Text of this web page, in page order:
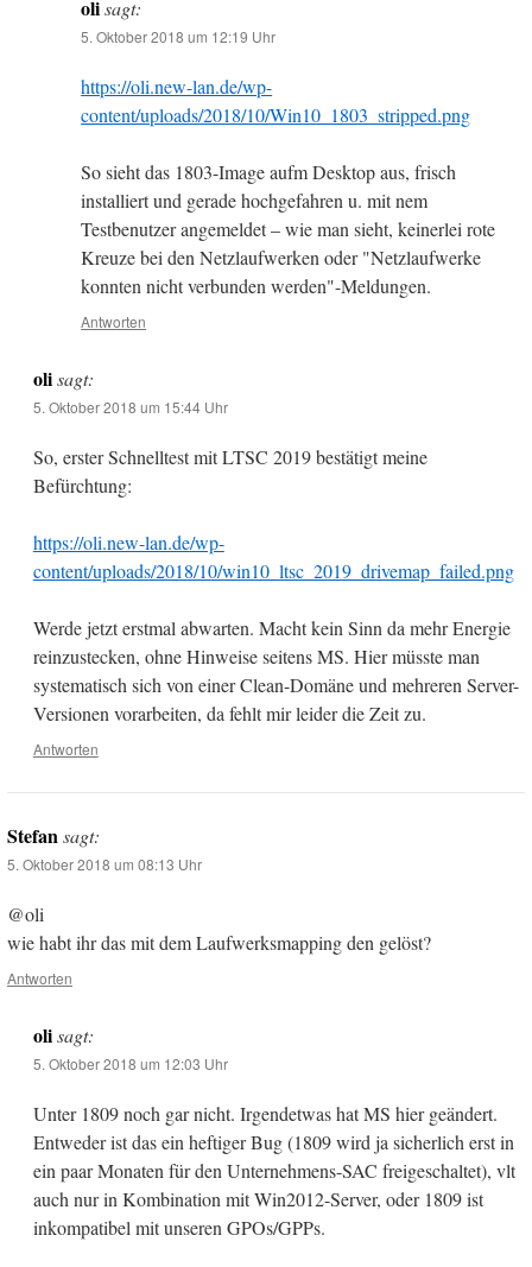
olisagt:
5. Oktober 2018 um 12:19 Uhr
https://oli.new-lan.de/wp-
content/uploads/2018/10/Win10_1803_stripped.png
So sieht das 1803-Image aufm Desktop aus, frisch
installiert und gerade hochgefahren u. mit nem
Testbenutzer angemeldet – wie man sieht, keinerlei rote
Kreuze bei den Netzlaufwerken oder "Netzlaufwerke
konnten nicht verbunden werden"-Meldungen.
Antworten
oli sagt:
5. Oktober 2018 um 15:44 Uhr
So, erster Schnelltest mit LTSC 2019 bestätigt meine
Befürchtung:
https://oli.new-lan.de/wp-
content/uploads/2018/10/win10_ltsc_2019_drivemap_failed.png
Werde jetzt erstmal abwarten. Macht kein Sinn da mehr Energie
reinzustecken, ohne Hinweise seitens MS. Hier müsste man
systematisch sich von einer Clean-Domäne und mehreren Server-
Versionen vorarbeiten, da fehlt mir leider die Zeit zu.
Antworten
Stefansagt:
5. Oktober 2018 um 08:13 Uhr
@oli
wie habt ihr das mit dem Laufwerksmapping den gelöst?
Antworten
oli sagt:
5. Oktober 2018 um 12:03 Uhr
Unter 1809 noch gar nicht. Irgendetwas hat MS hier geändert.
Entweder ist das ein heftiger Bug (1809 wird ja sicherlich erst in
ein paar Monaten für den Unternehmens-SAC freigeschaltet), vlt
auch nur in Kombination mit Win2012-Server, oder 1809 ist
inkompatibel mit unseren GPOs/GPPs.